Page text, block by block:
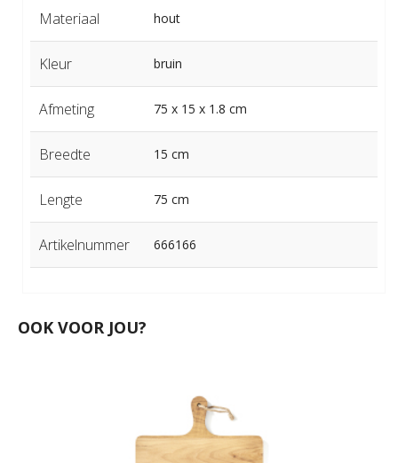
Materiaal hout
Kleur bruin
Afmeting 75 x 15 x 1.8 cm
Breedte 15 cm
Lengte 75 cm
Artikelnummer 666166
OOK VOOR JOU?